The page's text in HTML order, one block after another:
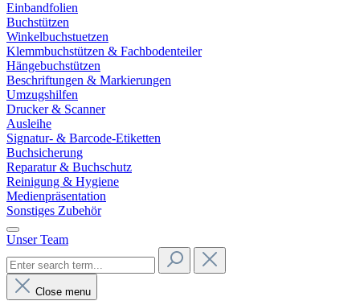
Einbandfolien
Buchstützen
Winkelbuchstuetzen
Klemmbuchstützen & Fachbodenteiler
Hängebuchstützen
Beschriftungen & Markierungen
Umzugshilfen
Drucker & Scanner
Ausleihe
Signatur- & Barcode-Etiketten
Buchsicherung
Reparatur & Buchschutz
Reinigung & Hygiene
Medienpräsentation
Sonstiges Zubehör
Unser Team
Close menu